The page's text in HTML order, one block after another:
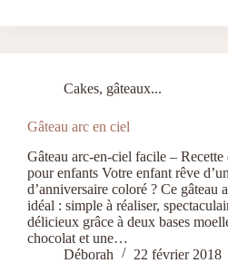
Cakes, gâteaux...
Gâteau arc en ciel
Gâteau arc-en-ciel facile – Recette
pour enfants Votre enfant rêve
d’anniversaire coloré ? Ce gâteau
idéal : simple à réaliser,
délicieux grâce à deux bases
chocolat et une…
Déborah
22 février 2018